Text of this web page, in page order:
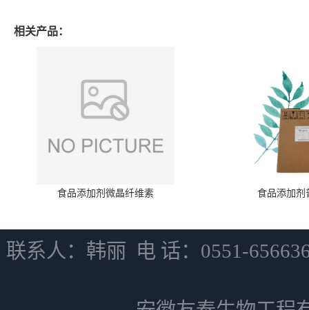
相关产品：
食品添加剂微晶纤维素 食品添加剂
联系人：韩丽 电 话：0551-